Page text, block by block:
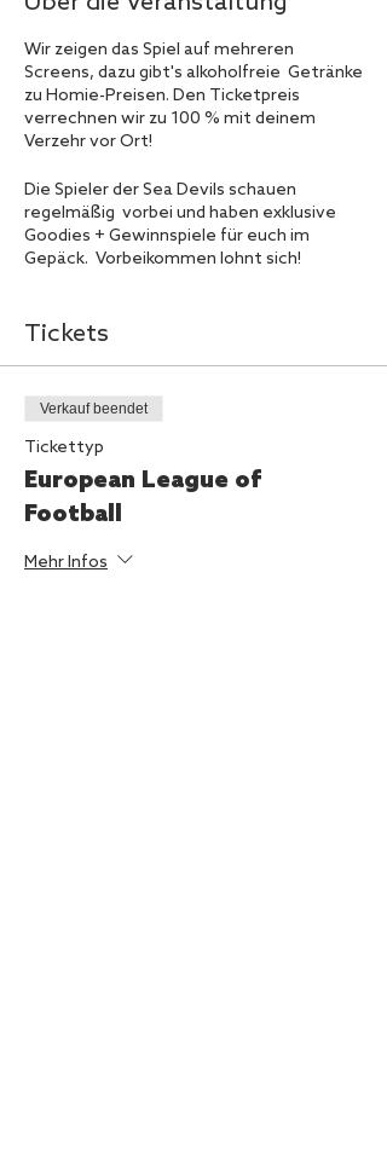
Wir zeigen das Spiel auf mehreren
Screens, dazu gibt's alkoholfreie Getränke
zu Homie-Preisen. Den Ticketpreis
verrechnen wir zu 100 % mit deinem
Verzehr vor Ort!
Die Spieler der Sea Devils schauen
regelmäßig vorbei und haben exklusive
Goodies + Gewinnspiele für euch im
Gepäck. Vorbeikommen lohnt sich!
Spielbeginn.
Anmeldung.
Foto: Michael Freitag
Tickets
Verkauf beendet
Tickettyp
European League of
Football
Mehr Infos